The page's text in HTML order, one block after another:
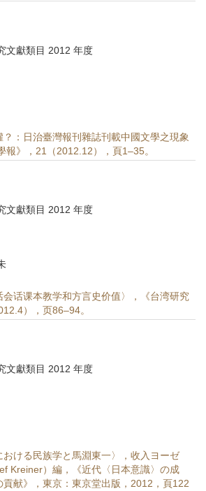
文獻類目 2012 年度
？：日治臺灣報刊雜誌刊載中國文學之現象
報》，21（2012.12），頁1–35。
文獻類目 2012 年度
会话课本教学和方言史价值〉，《台湾研究
），页86–94。
文獻類目 2012 年度
おける民族学と馬淵東一〉，收入ヨーゼ
Kreiner）編，《近代〈日本意識〉の成
貢献》，東京：東京堂出版，2012，頁122